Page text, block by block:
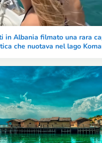
in Albania filmato una rara
che nuotava nel lago